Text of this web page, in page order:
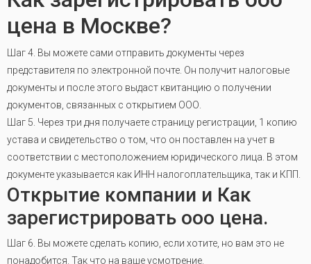
цена в Москве?
Шаг 4. Вы можете сами отправить документы через
представителя по электронной почте. Он получит налоговые
документы и после этого выдаст квитанцию о получении
документов, связанных с открытием ООО.
Шаг 5. Через три дня получаете страницу регистрации, 1 копию
устава и свидетельство о том, что он поставлен на учет в
соответствии с местоположением юридического лица. В этом
документе указывается как ИНН налогоплательщика, так и КПП.
Открытие компании и Как
зарегистрировать ооо цена.
Шаг 6. Вы можете сделать копию, если хотите, но вам это не
понадобится. Так что на ваше усмотрение.